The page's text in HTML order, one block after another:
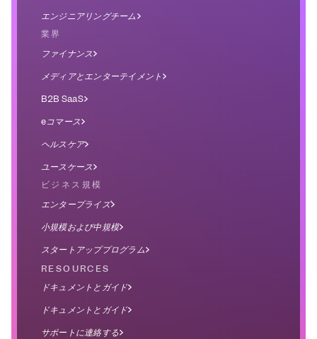
エンジニアリングチーム
業界
ファイナンス
メディアとエンターテイメント
B2B SaaS
eコマース
ヘルスケア
ユースケース
ビジネス規模
エンタープライズ
小規模および中規模
スタートアッププログラム
RESOURCES
ドキュメントとガイド
ドキュメントとガイド
サポートに連絡する